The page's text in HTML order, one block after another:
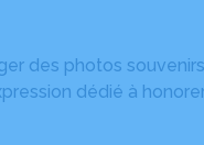
des photos
dédié à